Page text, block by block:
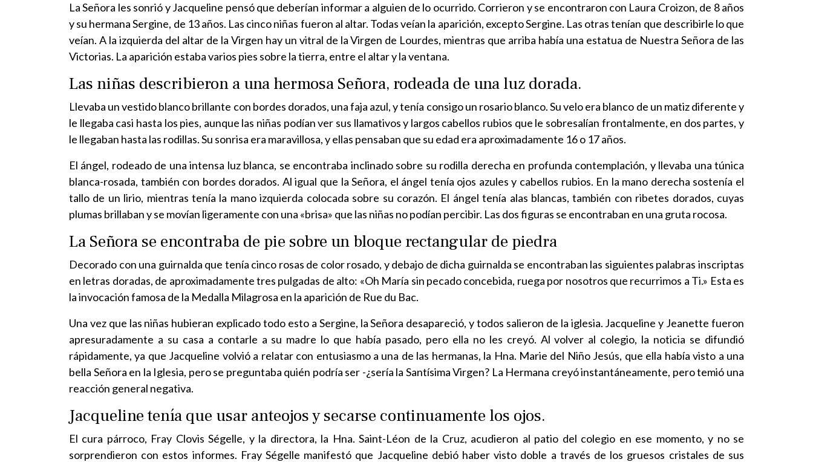
La Señora les sonrió y Jacqueline pensó que deberían informar a alguien de lo ocurrido. Corrieron y se encontraron con Laura Croizon, de 8 años
y su hermana Sergine, de 13 años. Las cinco niñas fueron al altar. Todas veían la aparición, excepto Sergine. Las otras tenían que describirle lo que
veían. A la izquierda del altar de la Virgen hay un vitral de la Virgen de Lourdes, mientras que arriba había una estatua de Nuestra Señora de las
Victorias. La aparición estaba varios pies sobre la tierra, entre el altar y la ventana.
Las niñas describieron a una hermosa Señora, rodeada de una luz dorada.
Llevaba un vestido blanco brillante con bordes dorados, una faja azul, y tenía consigo un rosario blanco. Su velo era blanco de un matiz diferente y
le llegaba casi hasta los pies, aunque las niñas podían ver sus llamativos y largos cabellos rubios que le sobresalían frontalmente, en dos partes, y
le llegaban hasta las rodillas. Su sonrisa era maravillosa, y ellas pensaban que su edad era aproximadamente 16 o 17 años.
El ángel, rodeado de una intensa luz blanca, se encontraba inclinado sobre su rodilla derecha en profunda contemplación, y llevaba una túnica
blanca-rosada, también con bordes dorados. Al igual que la Señora, el ángel tenía ojos azules y cabellos rubios. En la mano derecha sostenía el
tallo de un lirio, mientras tenía la mano izquierda colocada sobre su corazón. El ángel tenía alas blancas, también con ribetes dorados, cuyas
plumas brillaban y se movían ligeramente con una «brisa» que las niñas no podían percibir. Las dos figuras se encontraban en una gruta rocosa.
La Señora se encontraba de pie sobre un bloque rectangular de piedra
Decorado con una guirnalda que tenía cinco rosas de color rosado, y debajo de dicha guirnalda se encontraban las siguientes palabras inscriptas
en letras doradas, de aproximadamente tres pulgadas de alto: «Oh María sin pecado concebida, ruega por nosotros que recurrimos a Ti.» Esta es
la invocación famosa de la Medalla Milagrosa en la aparición de Rue du Bac.
Una vez que las niñas hubieran explicado todo esto a Sergine, la Señora desapareció, y todos salieron de la iglesia. Jacqueline y Jeanette fueron
apresuradamente a su casa a contarle a su madre lo que había pasado, pero ella no les creyó. Al volver al colegio, la noticia se difundió
rápidamente, ya que Jacqueline volvió a relatar con entusiasmo a una de las hermanas, la Hna. Marie del Niño Jesús, que ella había visto a una
bella Señora en la Iglesia, pero se preguntaba quién podría ser -¿sería la Santísima Virgen? La Hermana creyó instantáneamente, pero temió una
reacción general negativa.
Jacqueline tenía que usar anteojos y secarse continuamente los ojos.
El cura párroco, Fray Clovis Ségelle, y la directora, la Hna. Saint-Léon de la Cruz, acudieron al patio del colegio en ese momento, y no se
sorprendieron con estos informes. Fray Ségelle manifestó que Jacqueline debió haber visto doble a través de los gruesos cristales de sus